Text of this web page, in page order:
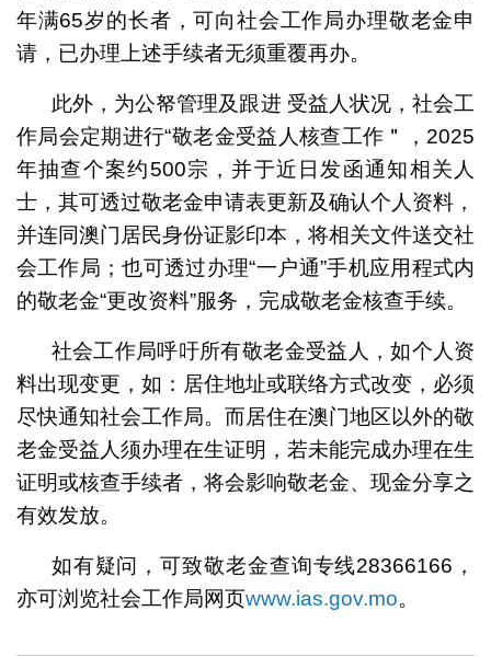
年满65岁的长者，可向社会工作局办理敬老金申
请，已办理上述手续者无须重覆再办。
此外，为公帑管理及跟进 受益人状况，社会工
作局会定期进行“敬老金受益人核查工作＂，2025
年抽查个案约500宗，并于近日发函通知相关人
士，其可透过敬老金申请表更新及确认个人资料，
并连同澳门居民身份证影印本，将相关文件送交社
会工作局；也可透过办理“一户通”手机应用程式内
的敬老金“更改资料”服务，完成敬老金核查手续。
社会工作局呼吁所有敬老金受益人，如个人资
料出现变更，如：居住地址或联络方式改变，必须
尽快通知社会工作局。而居住在澳门地区以外的敬
老金受益人须办理在生证明，若未能完成办理在生
证明或核查手续者，将会影响敬老金、现金分享之
有效发放。
如有疑问，可致敬老金查询专线28366166，
亦可浏览社会工作局网页www.ias.gov.mo。